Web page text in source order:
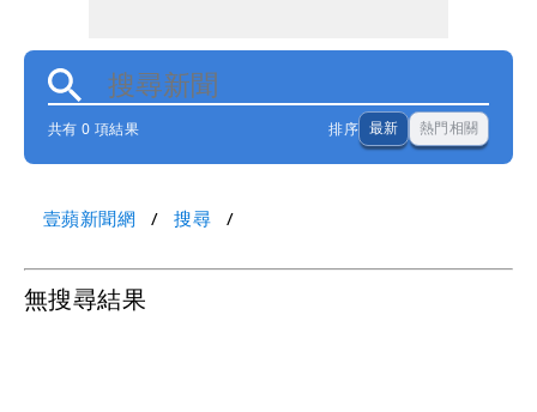
共有 0 項結果 排序 最新 熱門相關
壹蘋新聞網 搜尋
無搜尋結果